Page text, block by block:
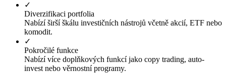
✓
Diverzifikaci portfolia
Nabízí širší škálu investičních nástrojů včetně akcií, ETF nebo
komodit.
✓
Pokročilé funkce
Nabízí více doplňkových funkcí jako copy trading, auto-
invest nebo věrnostní programy.